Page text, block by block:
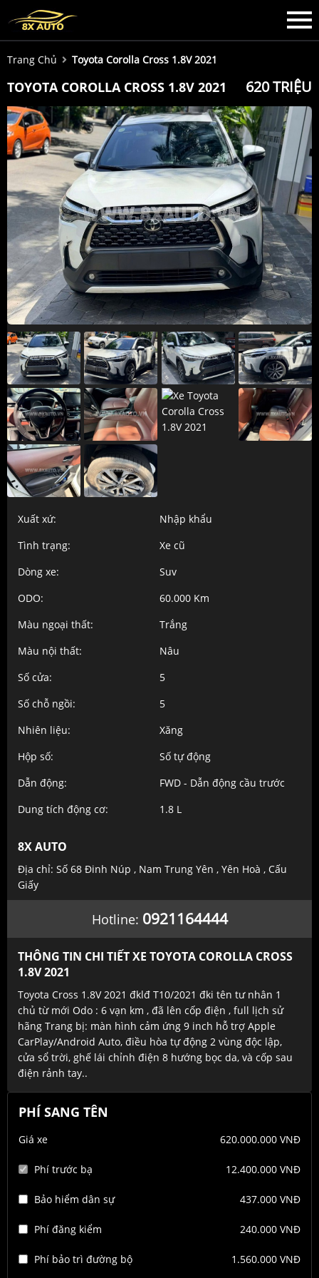
Trang Chủ Toyota Corolla Cross 1.8V 2021
TOYOTA COROLLA CROSS 1.8V 2021 620 TRIỆU
Xuất xứ:
Nhập khẩu
Tình trạng:
Xe cũ
Dòng xe:
Suv
ODO:
60.000 Km
Màu ngoại thất:
Trắng
Màu nội thất:
Nâu
Số cửa:
5
Số chỗ ngồi:
5
Nhiên liệu:
Xăng
Hộp số:
Số tự động
Dẫn động:
FWD - Dẫn động cầu trước
Dung tích động cơ:
1.8 L
8X AUTO
Địa chỉ: Số 68 Đinh Núp , Nam Trung Yên , Yên Hoà , Cấu
Giấy
Hotline: 0921164444
THÔNG TIN CHI TIẾT XE TOYOTA COROLLA CROSS
1.8V 2021
Toyota Cross 1.8V 2021 đklđ T10/2021 đki tên tư nhân 1
chủ từ mới Odo : 6 vạn km , đã lên cốp điện , full lịch sử
hãng Trang bị: màn hình cảm ứng 9 inch hỗ trợ Apple
CarPlay/Android Auto, điều hòa tự động 2 vùng độc lập,
cửa sổ trời, ghế lái chỉnh điện 8 hướng bọc da, và cốp sau
điện rảnh tay..
PHÍ SANG TÊN
Giá xe 620.000.000 VNĐ
Phí trước bạ 12.400.000 VNĐ
Bảo hiểm dân sự 437.000 VNĐ
Phí đăng kiểm 240.000 VNĐ
Phí bảo trì đường bộ 1.560.000 VNĐ